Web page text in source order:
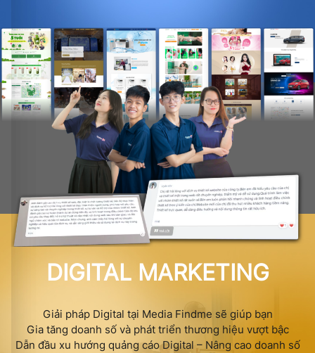
DIGITAL MARKETING
Giải pháp Digital tại Media Findme sẽ giúp bạn
Gia tăng doanh số và phát triển thương hiệu vượt bậc
Dẫn đầu xu hướng quảng cáo Digital – Nâng cao doanh số